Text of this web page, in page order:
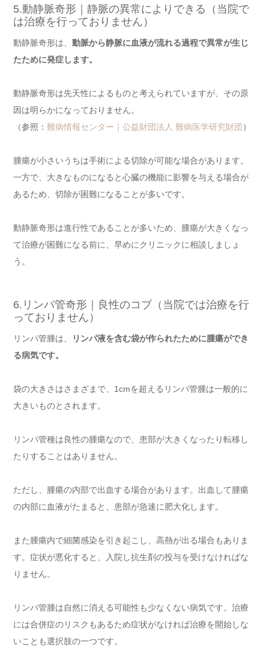
5.動静脈奇形｜静脈の異常によりできる（当院で
は治療を行っておりません）
動静脈奇形は、 動脈から静脈に血液が流れる過程で異常が生じ
たために発症します。
動静脈奇形は先天性によるものと考えられていますが、その原
因は明らかになっておりません。
（参照： 難病情報センター｜公益財団法人 難病医学研究財団 ）
腫瘍が小さいうちは手術による切除が可能な場合があります。
一方で、大きなものになると心臓の機能に影響を与える場合が
あるため、切除が困難になることが多いです。
動静脈奇形は進行性であることが多いため、腫瘍が大きくなっ
て治療が困難になる前に、早めにクリニックに相談しましょ
う。
6.リンパ管奇形｜良性のコブ（当院では治療を行
っておりません）
リンパ管腫は、
リンパ液を含む袋が作られたために腫瘍ができ
る病気です。
袋の大きさはさまざまで、1cmを超えるリンパ管腫は一般的に
大きいものとされます。
リンパ管種は良性の腫瘍なので、患部が大きくなったり転移し
たりすることはありません。
ただし、腫瘍の内部で出血する場合があります。出血して腫瘍
の内部に血液がたまると、患部が急速に肥大化します。
また腫瘍内で細菌感染を引き起こし、高熱が出る場合もありま
す。症状が悪化すると、入院し抗生剤の投与を受けなければな
りません。
リンパ管腫は自然に消える可能性も少なくない病気です。治療
には合併症のリスクもあるため症状がなければ治療を開始しな
いことも選択肢の一つです。